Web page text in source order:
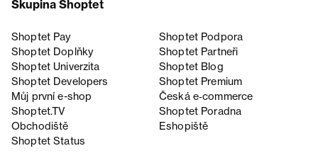
Skupina Shoptet
Shoptet Pay
Shoptet Podpora
Shoptet Doplňky
Shoptet Partneři
Shoptet Univerzita
Shoptet Blog
Shoptet Developers
Shoptet Premium
Můj první e-shop
Česká e‑commerce
Shoptet.TV
Shoptet Poradna
Obchodiště
Eshopiště
Shoptet Status